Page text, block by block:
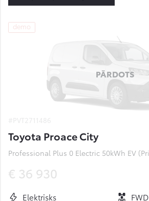
demo
PĀRDOTS
Toyota Proace City
€ 36 930
Elektrisks
FWD